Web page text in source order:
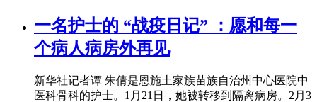
一名护士的 “战疫日记” ：愿和每一
个病人病房外再见
新华社记者谭 朱倩是恩施土家族苗族自治州中心医院中
医科骨科的护士。1月21日，她被转移到隔离病房。2月3